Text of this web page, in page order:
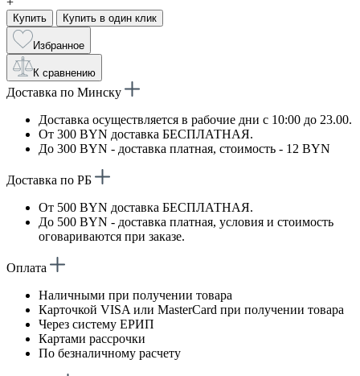
Купить Купить в один клик
Избранное
К сравнению
Доставка по Минску
Доставка осуществляется в рабочие дни с 10:00 до 23.00.
От 300 BYN доставка БЕСПЛАТНАЯ.
До 300 BYN - доставка платная, стоимость - 12 BYN
Доставка по РБ
От 500 BYN доставка БЕСПЛАТНАЯ.
До 500 BYN - доставка платная, условия и стоимость
оговариваются при заказе.
Оплата
Наличными при получении товара
Карточкой VISA или MasterCard при получении товара
Через систему ЕРИП
Картами рассрочки
По безналичному расчету